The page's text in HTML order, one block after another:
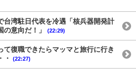
台湾駐日代表を冷遇「核兵器開発計
の意向だ！」
(22:29)
て復職できたらマッマと旅行に行き
・
(22:27)